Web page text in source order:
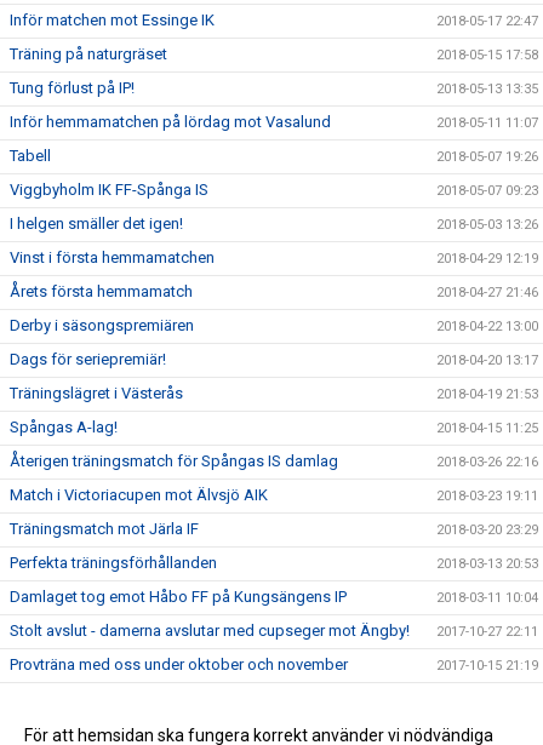
Inför matchen mot Essinge IK 2018-05-17 22:47
Träning på naturgräset 2018-05-15 17:58
Tung förlust på IP! 2018-05-13 13:35
Inför hemmamatchen på lördag mot Vasalund 2018-05-11 11:07
Tabell 2018-05-07 19:26
Viggbyholm IK FF-Spånga IS 2018-05-07 09:23
I helgen smäller det igen! 2018-05-03 13:26
Vinst i första hemmamatchen 2018-04-29 12:19
Årets första hemmamatch 2018-04-27 21:46
Derby i säsongspremiären 2018-04-22 13:00
Dags för seriepremiär! 2018-04-20 13:17
Träningslägret i Västerås 2018-04-19 21:53
Spångas A-lag! 2018-04-15 11:25
Återigen träningsmatch för Spångas IS damlag 2018-03-26 22:16
Match i Victoriacupen mot Älvsjö AIK 2018-03-23 19:11
Träningsmatch mot Järla IF 2018-03-20 23:29
Perfekta träningsförhållanden 2018-03-13 20:53
Damlaget tog emot Håbo FF på Kungsängens IP 2018-03-11 10:04
Stolt avslut - damerna avslutar med cupseger mot Ängby! 2017-10-27 22:11
Provträna med oss under oktober och november 2017-10-15 21:19
Hitta gamla nyheter och bilder 2017-07-20 10:03
För att hemsidan ska fungera korrekt använder vi nödvändiga